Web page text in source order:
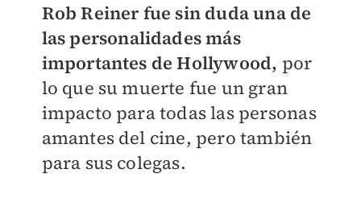
Rob Reiner fue sin duda una de
las personalidades más
importantes de Hollywood, por
lo que su muerte fue un gran
impacto para todas las personas
amantes del cine, pero también
para sus colegas.